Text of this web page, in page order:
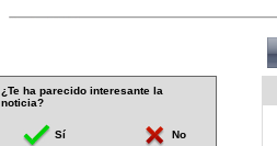
¿Te ha parecido interesante la
noticia?
Sí No